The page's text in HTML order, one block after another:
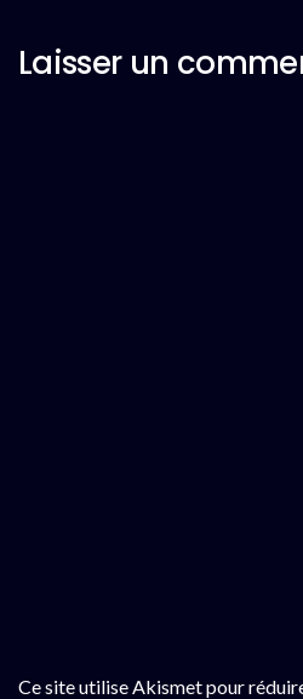
Laisser un
Ce site utilise Akismet pour